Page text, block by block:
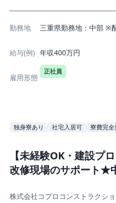
勤務地 三重県勤務地：中部 ※
給与(例) 年収400万円
雇用形態
正社員
独身寮あり 社宅入居可 寮費完全
【未経験OK・建設プ
改修現場のサポート★
株式会社コプロコンストラクシ